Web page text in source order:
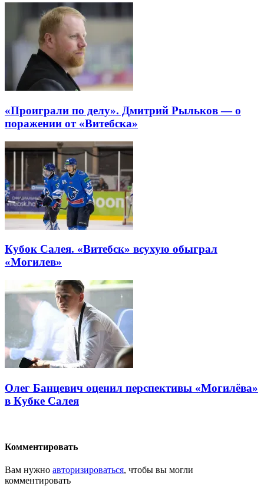
«Проиграли по делу». Дмитрий Рыльков — о
поражении от «Витебска»
Кубок Салея. «Витебск» всухую обыграл
«Могилев»
Олег Банцевич оценил перспективы «Могилёва»
в Кубке Салея
Комментировать
Вам нужно авторизироваться, чтобы вы могли
комментировать